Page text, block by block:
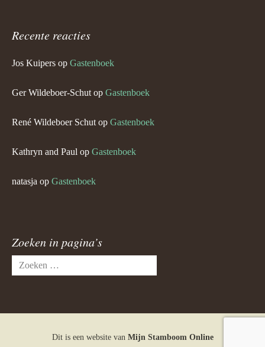
Recente reacties
Jos Kuipers op Gastenboek
Ger Wildeboer-Schut op Gastenboek
René Wildeboer Schut op Gastenboek
Kathryn and Paul op Gastenboek
natasja op Gastenboek
Zoeken in pagina’s
Zoeken
naar:
Dit is een website van Mijn Stamboom Online